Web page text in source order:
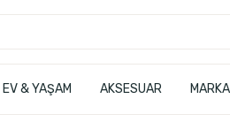
EV & YAŞAM AKSESUAR